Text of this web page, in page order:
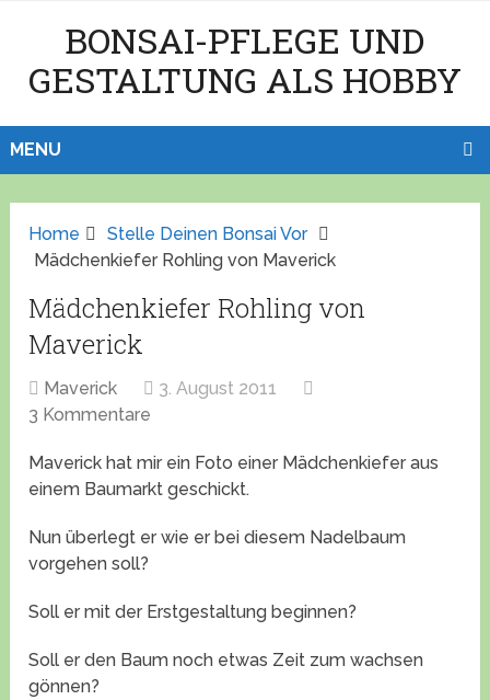
BONSAI-PFLEGE UND
GESTALTUNG ALS HOBBY
MENU
Home
Stelle Deinen Bonsai Vor
Mädchenkiefer Rohling von Maverick
Mädchenkiefer Rohling von
Maverick
Maverick
3. August 2011
3 Kommentare
Maverick hat mir ein Foto einer Mädchenkiefer aus
einem Baumarkt geschickt.
Nun überlegt er wie er bei diesem Nadelbaum
vorgehen soll?
Soll er mit der Erstgestaltung beginnen?
Soll er den Baum noch etwas Zeit zum wachsen
gönnen?